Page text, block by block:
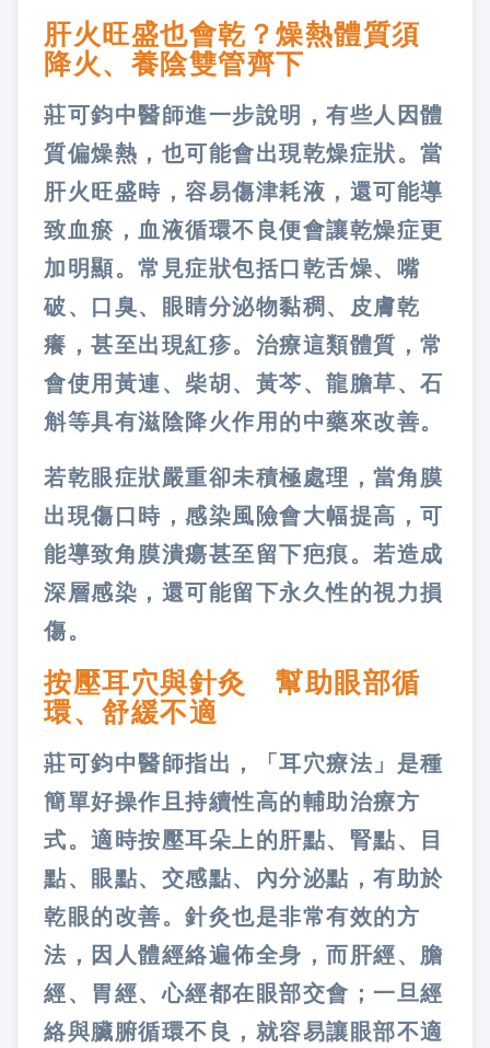
肝火旺盛也會乾？燥熱體質須
降火、養陰雙管齊下
莊可鈞中醫師進一步說明，有些人因體
質偏燥熱，也可能會出現乾燥症狀。當
肝火旺盛時，容易傷津耗液，還可能導
致血瘀，血液循環不良便會讓乾燥症更
加明顯。常見症狀包括口乾舌燥、嘴
破、口臭、眼睛分泌物黏稠、皮膚乾
癢，甚至出現紅疹。治療這類體質，常
會使用黃連、柴胡、黃芩、龍膽草、石
斛等具有滋陰降火作用的中藥來改善。
若乾眼症狀嚴重卻未積極處理，當角膜
出現傷口時，感染風險會大幅提高，可
能導致角膜潰瘍甚至留下疤痕。若造成
深層感染，還可能留下永久性的視力損
傷。
按壓耳穴與針灸 幫助眼部循
環、舒緩不適
莊可鈞中醫師指出，「耳穴療法」是種
簡單好操作且持續性高的輔助治療方
式。適時按壓耳朵上的肝點、腎點、目
點、眼點、交感點、內分泌點，有助於
乾眼的改善。針灸也是非常有效的方
法，因人體經絡遍佈全身，而肝經、膽
經、胃經、心經都在眼部交會；一旦經
絡與臟腑循環不良，就容易讓眼部不適